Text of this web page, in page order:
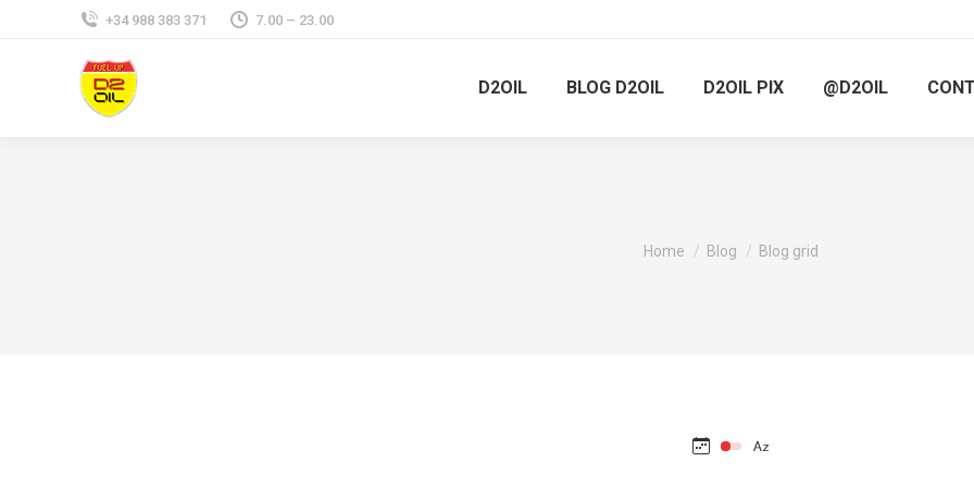
+34 988 383 371 7.00 – 23.00
D2OIL BLOG D2OIL D2OIL PIX @D2OIL
You are here:
Home Blog Blog grid